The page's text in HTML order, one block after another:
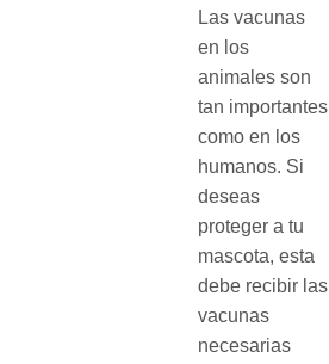
Las vacunas
en los
animales son
tan importantes
como en los
humanos. Si
deseas
proteger a tu
mascota, esta
debe recibir las
vacunas
necesarias